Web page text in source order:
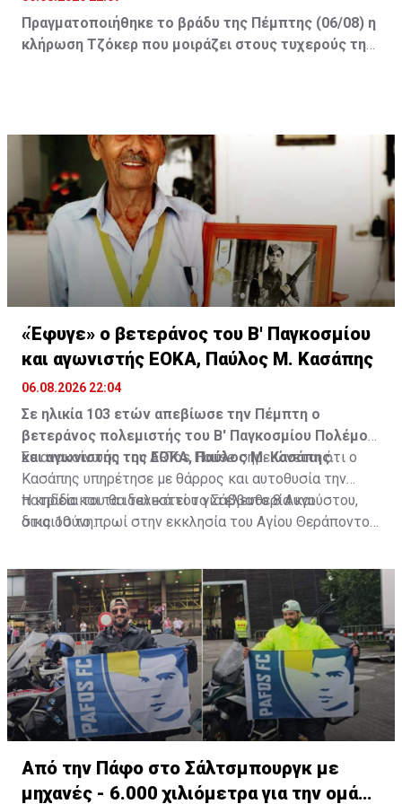
Πραγματοποιήθηκε το βράδυ της Πέμπτης (06/08) η
κλήρωση Τζόκερ που μοιράζει στους τυχερούς της
«Έφυγε» ο βετεράνος του Β' Παγκοσμίου
και αγωνιστής ΕΟΚΑ, Παύλος Μ. Κασάπης
06.08.2026 22:04
Σε ηλικία 103 ετών απεβίωσε την Πέμπτη ο
βετεράνος πολεμιστής του Β' Παγκοσμίου Πολέμου
και αγωνιστής της ΕΟΚΑ, Παύλος Μ. Κασάπης.
Σε ανακοίνωση του ARTos House σημειώνεται ότι ο
Κασάπης υπηρέτησε με θάρρος και αυτοθυσία την
πατρίδα και τα ιδανικά του για ελευθερία και
δικαιοσύνη.
Η κηδεία του θα τελεστεί το Σάββατο 8 Αυγούστου,
στις 10 το πρωί στην εκκλησία του Αγίου Θεράποντος
Πηγή: ΚΥΠΕ
Από την Πάφο στο Σάλτσμπουργκ με
μηχανές - 6.000 χιλιόμετρα για την ομάδα